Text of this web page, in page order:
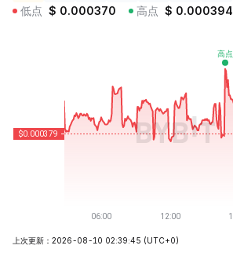
低点 $ 0.000370 高点 $ 0.000394
上次更新：2026-08-10 02:39:45 (UTC+0)